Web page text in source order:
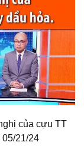
của cựu TT
05/21/24